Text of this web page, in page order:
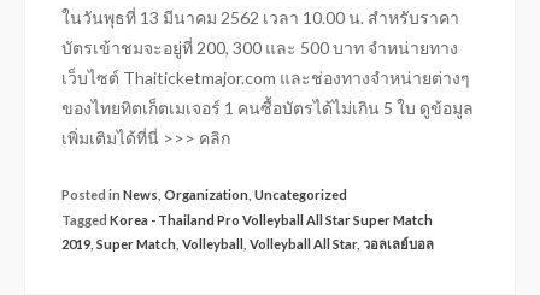
ในวันพุธที่ 13 มีนาคม 2562 เวลา 10.00 น. สำหรับราคา
บัตรเข้าชมจะอยู่ที่ 200, 300 และ 500 บาท จำหน่ายทาง
เว็บไซต์ Thaiticketmajor.com และช่องทางจำหน่ายต่างๆ
ของไทยทิตเก็ตเมเจอร์ 1 คนซื้อบัตรได้ไม่เกิน 5 ใบ ดูข้อมูล
เพิ่มเติมได้ที่นี่ >>> คลิก
Posted in News Organization Uncategorized
Tagged Korea - Thailand Pro Volleyball All Star Super Match
2019 Super Match Volleyball Volleyball All Star, วอลเลย์บอล